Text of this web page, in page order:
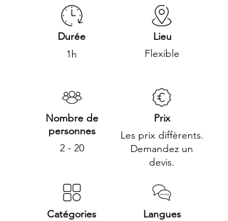
Durée
1h
Nombre de
personnes
2 - 20
Catégories
Lieu
Flexible
Prix
Les prix diffèrents.
Demandez un
devis.
Langues